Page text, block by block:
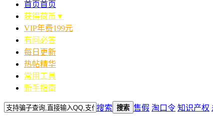
首页首页
获得荷币▼
VIP年费199元
有问必答
每日更新
热帖精华
常用工具
新手指南
搜索 搜索 售假 淘口令 知识产权